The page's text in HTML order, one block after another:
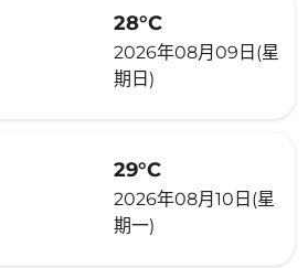
28°C
2026年08月09日(星
期日)
29°C
2026年08月10日(星
期一)